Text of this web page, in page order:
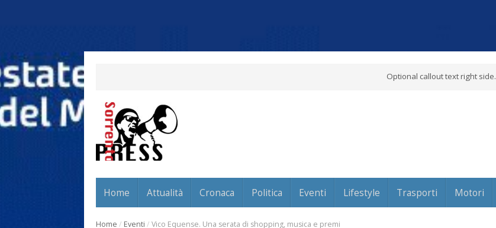
Optional callout text right side.
Home Attualità Cronaca Politica Eventi Lifestyle Trasporti Motori
Home / Eventi / Vico Equense. Una serata di shopping, musica e premi